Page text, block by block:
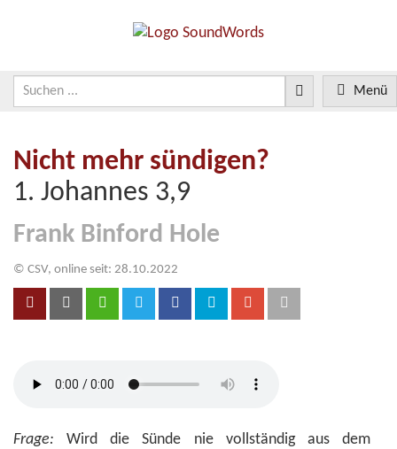
Menü
Nicht mehr sündigen?
1. Johannes 3,9
Frank Binford Hole
© CSV, online seit: 28.10.2022
Frage: Wird die Sünde nie vollständig aus dem